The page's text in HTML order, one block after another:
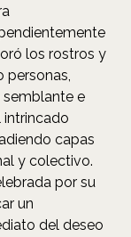
los rostros y
personas,
e
intrincado
capas
y colectivo.
por su
un
del deseo